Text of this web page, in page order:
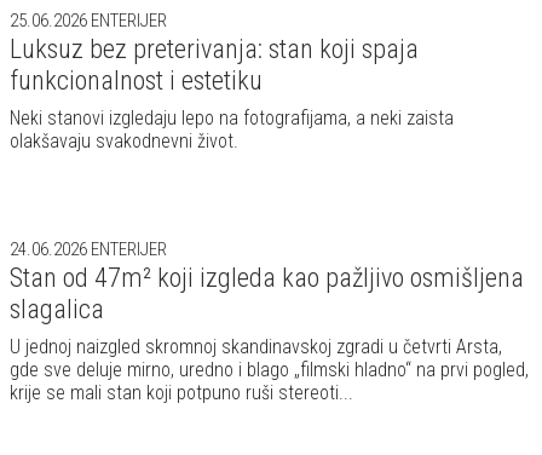
25.06.2026 ENTERIJER
Luksuz bez preterivanja: stan koji spaja
funkcionalnost i estetiku
Neki stanovi izgledaju lepo na fotografijama, a neki zaista
olakšavaju svakodnevni život.
24.06.2026 ENTERIJER
Stan od 47m² koji izgleda kao pažljivo osmišljena
slagalica
U jednoj naizgled skromnoj skandinavskoj zgradi u četvrti Arsta,
gde sve deluje mirno, uredno i blago „filmski hladno“ na prvi pogled,
krije se mali stan koji potpuno ruši stereoti...